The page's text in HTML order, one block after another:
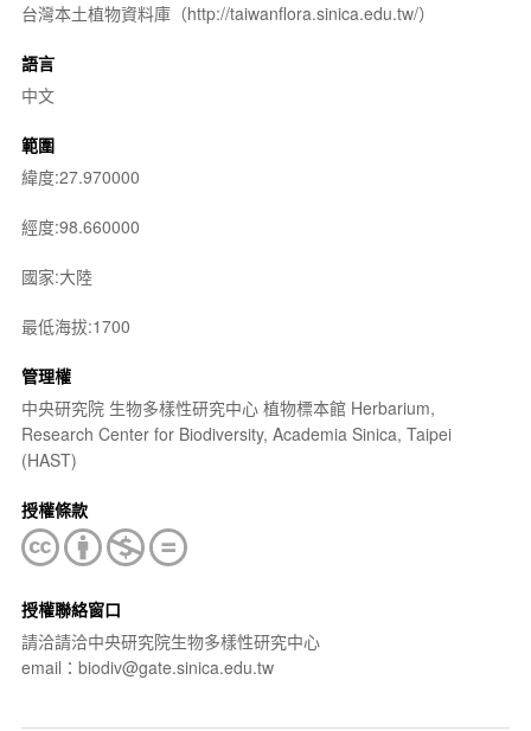
台灣本土植物資料庫（http://taiwanflora.sinica.edu.tw/）
語言
中文
範圍
緯度:27.970000
經度:98.660000
國家:大陸
最低海拔:1700
管理權
中央研究院 生物多樣性研究中心 植物標本館 Herbarium,
Research Center for Biodiversity, Academia Sinica, Taipei
(HAST)
授權條款
授權聯絡窗口
請洽請洽中央研究院生物多樣性研究中心
email：biodiv@gate.sinica.edu.tw